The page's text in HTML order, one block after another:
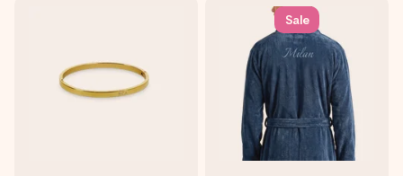
Sale